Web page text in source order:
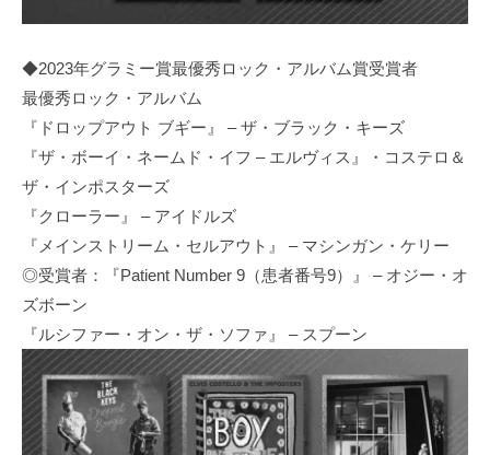
◆2023年グラミー賞最優秀ロック・アルバム賞受賞者
最優秀ロック・アルバム
『ドロップアウト ブギー』 – ザ・ブラック・キーズ
『ザ・ボーイ・ネームド・イフ – エルヴィス』・コステロ＆
ザ・インポスターズ
『クローラー』 – アイドルズ
『メインストリーム・セルアウト』 – マシンガン・ケリー
◎受賞者：『Patient Number 9（患者番号9）』 – オジー・オ
ズボーン
『ルシファー・オン・ザ・ソファ』 – スプーン